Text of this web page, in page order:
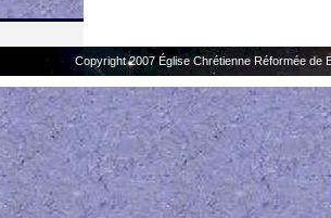
Copyright 2007 Église Chrétienne Réformée de